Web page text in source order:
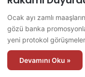
Ocak ayı zamlı
gözü banka
yeni protokol
Devamını Oku »